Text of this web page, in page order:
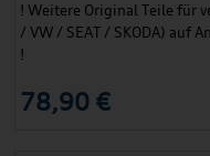
! Weitere Original Teile für
/ VW / SEAT / SKODA) auf
!
78,90 €